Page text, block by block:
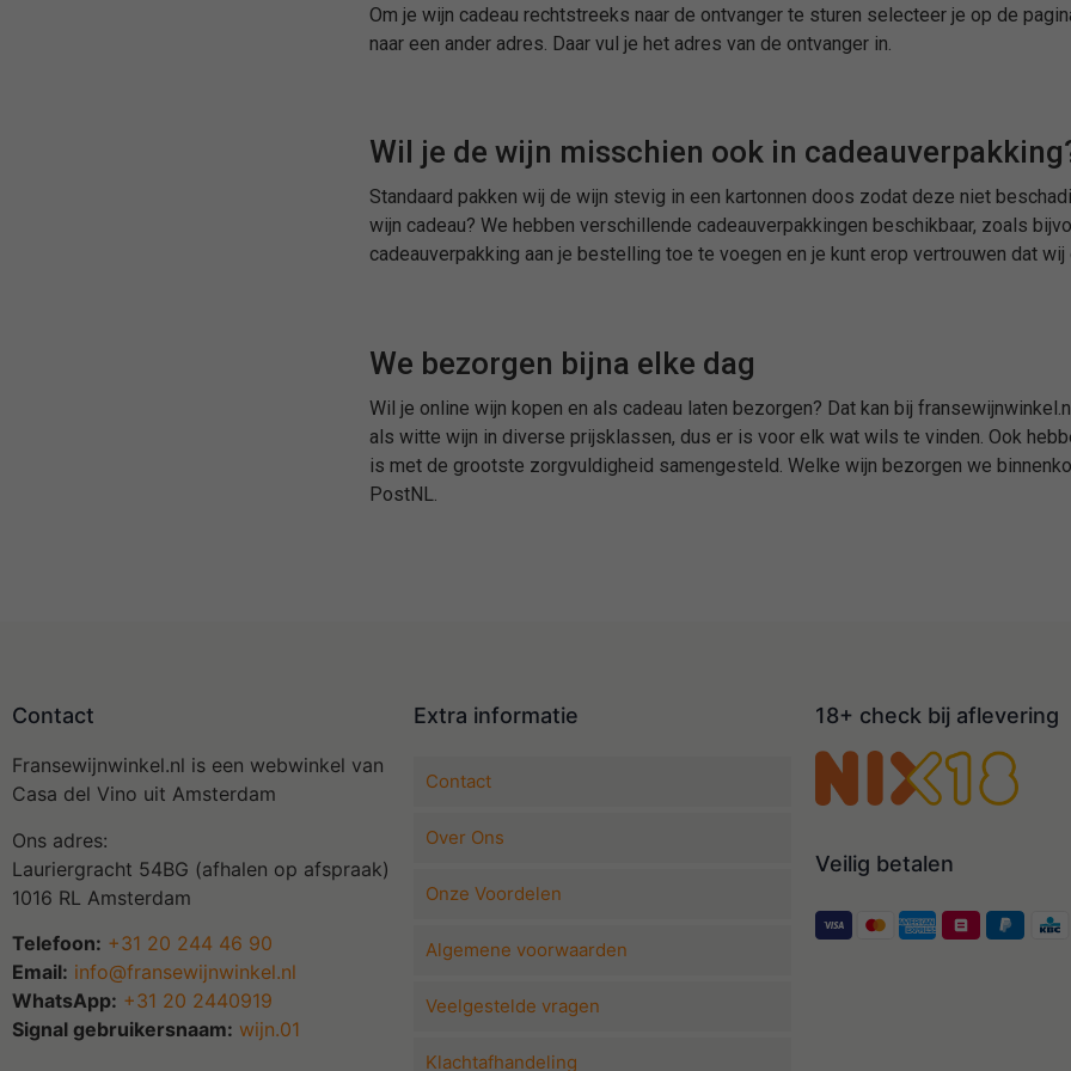
Om je wijn cadeau rechtstreeks naar de ontvanger te sturen selecteer je op de
naar een ander adres. Daar vul je het adres van de ontvanger in.
Wil je de wijn misschien ook in
Standaard pakken wij de wijn stevig in een kartonnen doos zodat deze niet
wijn cadeau? We hebben verschillende cadeauverpakkingen beschikbaar, zoals
cadeauverpakking aan je bestelling toe te voegen en je kunt erop vertrouwen dat
We bezorgen bijna elke dag
Wil je online wijn kopen en als cadeau laten bezorgen? Dat kan bij
als witte wijn in diverse prijsklassen, dus er is voor elk wat wils te vinden. Ook
is met de grootste zorgvuldigheid samengesteld. Welke wijn bezorgen we
PostNL.
Contact
Fransewijnwinkel.nl is een webwinkel van
Casa del Vino uit Amsterdam
Ons adres:
Lauriergracht 54BG (afhalen op afspraak)
1016 RL Amsterdam
Telefoon: +31 20 244 46 90
Email: info@fransewijnwinkel.nl
WhatsApp: +31 20 2440919
Signal gebruikersnaam: wijn.01
Extra informatie
Contact
Over Ons
Onze Voordelen
Algemene voorwaarden
Veelgestelde vragen
Klachtafhandeling
18+ check bij aflevering
Veilig betalen